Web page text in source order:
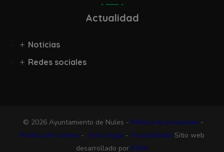
Actualidad
Noticias
Redes sociales
© 2026 Ayuntamiento de Nules - Política de privacidad -
Política de cookies - Aviso legal- Accesibilidad Sitio web
desarrollado por ESPA